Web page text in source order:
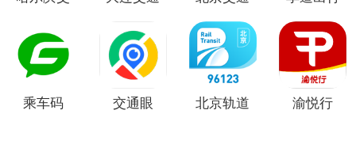
乘车码 交通眼
北京轨道
渝悦行